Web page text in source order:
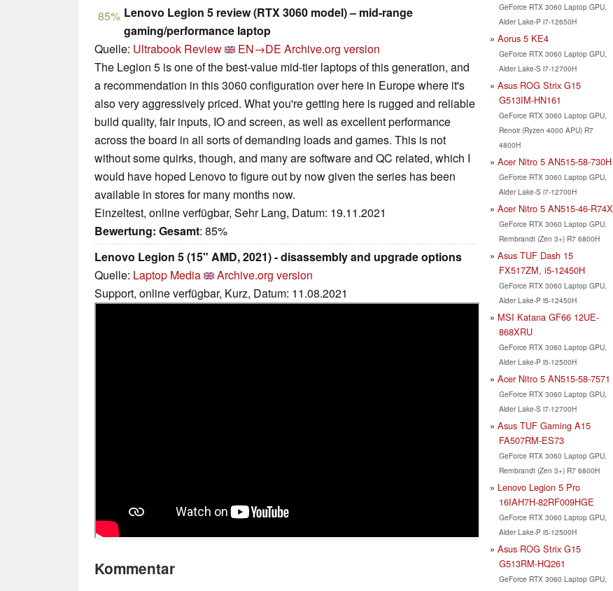
85% Lenovo Legion 5 review (RTX 3060 model) – mid-range
gaming/performance laptop
Quelle: Ultrabook Review EN→DE Archive.org version
The Legion 5 is one of the best-value mid-tier laptops of this generation, and
a recommendation in this 3060 configuration over here in Europe where it's
also very aggressively priced. What you're getting here is rugged and reliable
build quality, fair inputs, IO and screen, as well as excellent performance
across the board in all sorts of demanding loads and games. This is not
without some quirks, though, and many are software and QC related, which I
would have hoped Lenovo to figure out by now given the series has been
available in stores for many months now.
Einzeltest, online verfügbar, Sehr Lang, Datum: 19.11.2021
Bewertung: Gesamt: 85%
Lenovo Legion 5 (15" AMD, 2021) - disassembly and upgrade options
Quelle: Laptop Media
Archive.org version
Support, online verfügbar, Kurz, Datum: 11.08.2021
Kommentar
GeForce RTX 3060 Laptop GPU,
Alder Lake-P i7-12650H
Aorus 5 KE4
GeForce RTX 3060 Laptop GPU,
Alder Lake-S i7-12700H
Asus ROG Strix G15
G513IM-HN161
GeForce RTX 3060 Laptop GPU,
Renoir (Ryzen 4000 APU) R7
4800H
Acer Nitro 5 AN515-58-730H
GeForce RTX 3060 Laptop GPU,
Alder Lake-S i7-12700H
Acer Nitro 5 AN515-46-R74X
GeForce RTX 3060 Laptop GPU,
Rembrandt (Zen 3+) R7 6800H
Asus TUF Dash 15
FX517ZM, i5-12450H
GeForce RTX 3060 Laptop GPU,
Alder Lake-P i5-12450H
MSI Katana GF66 12UE-
868XRU
GeForce RTX 3060 Laptop GPU,
Alder Lake-P i5-12500H
Acer Nitro 5 AN515-58-7571
GeForce RTX 3060 Laptop GPU,
Alder Lake-S i7-12700H
Asus TUF Gaming A15
FA507RM-ES73
GeForce RTX 3060 Laptop GPU,
Rembrandt (Zen 3+) R7 6800H
Lenovo Legion 5 Pro
16IAH7H-82RF009HGE
GeForce RTX 3060 Laptop GPU,
Alder Lake-P i5-12500H
Asus ROG Strix G15
G513RM-HQ261
GeForce RTX 3060 Laptop GPU,